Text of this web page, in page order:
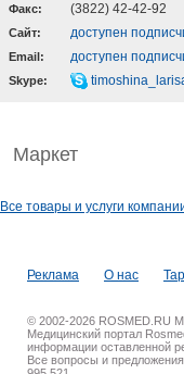
Факс: (3822) 42-42-92
Cайт: доступен
Email: доступен
Skype:
Маркет
Все товары и услуги
Реклама О нас
© 2002-2026 ROSMED.RU
Медицинский портал
информации оставленной
Все вопросы и